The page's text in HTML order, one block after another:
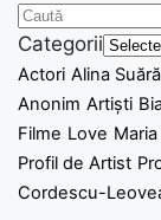
Categorii
Actori Alina
Anonim Artiști
Filme Love
Profil de Artist
Cordescu-